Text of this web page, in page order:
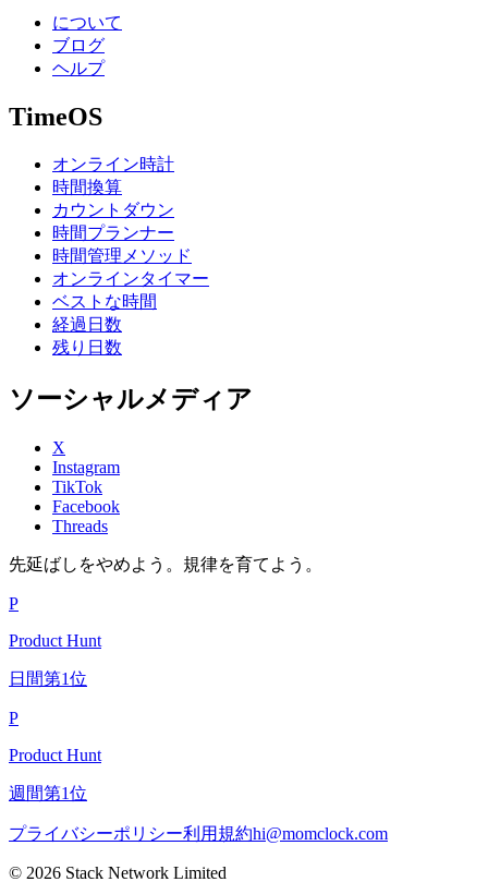
について
ブログ
ヘルプ
TimeOS
オンライン時計
時間換算
カウントダウン
時間プランナー
時間管理メソッド
オンラインタイマー
ベストな時間
経過日数
残り日数
ソーシャルメディア
X
Instagram
TikTok
Facebook
Threads
先延ばしをやめよう。規律を育てよう。
P
Product Hunt
日間第1位
P
Product Hunt
週間第1位
プライバシーポリシー利用規約hi@momclock.com
© 2026 Stack Network Limited